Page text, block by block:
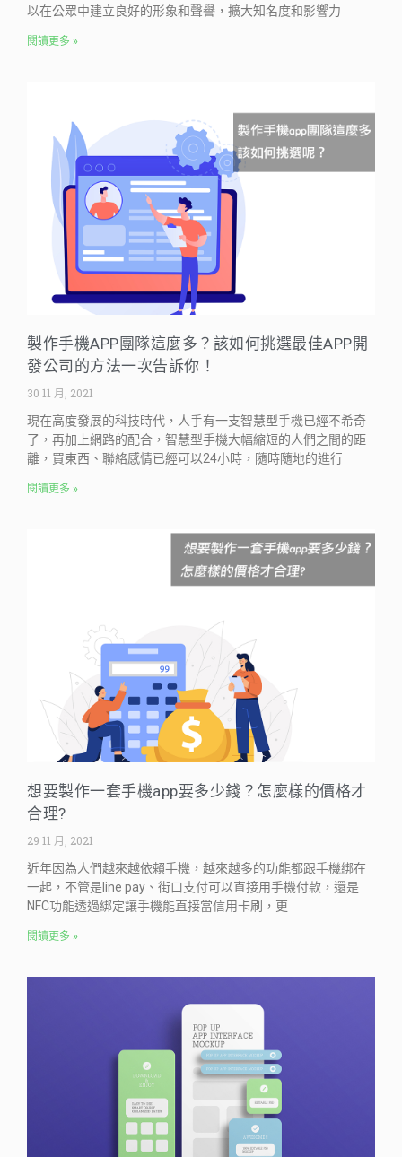
以在公眾中建立良好的形象和聲譽，擴大知名度和影響力
閱讀更多 »
製作手機APP團隊這麼多？該如何挑選最佳APP開
發公司的方法一次告訴你！
30 11 月, 2021
現在高度發展的科技時代，人手有一支智慧型手機已經不希奇
了，再加上網路的配合，智慧型手機大幅縮短的人們之間的距
離，買東西、聯絡感情已經可以24小時，隨時隨地的進行
閱讀更多 »
想要製作一套手機app要多少錢？怎麼樣的價格才
合理?
29 11 月, 2021
近年因為人們越來越依賴手機，越來越多的功能都跟手機綁在
一起，不管是line pay、街口支付可以直接用手機付款，還是
NFC功能透過綁定讓手機能直接當信用卡刷，更
閱讀更多 »